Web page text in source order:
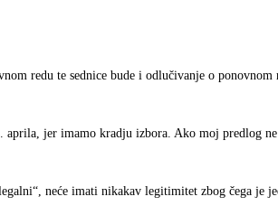
redu te sednice bude i odlučivanje o ponovnom
aprila, jer imamo kradju izbora. Ako moj predlog
neće imati nikakav legitimitet zbog čega je